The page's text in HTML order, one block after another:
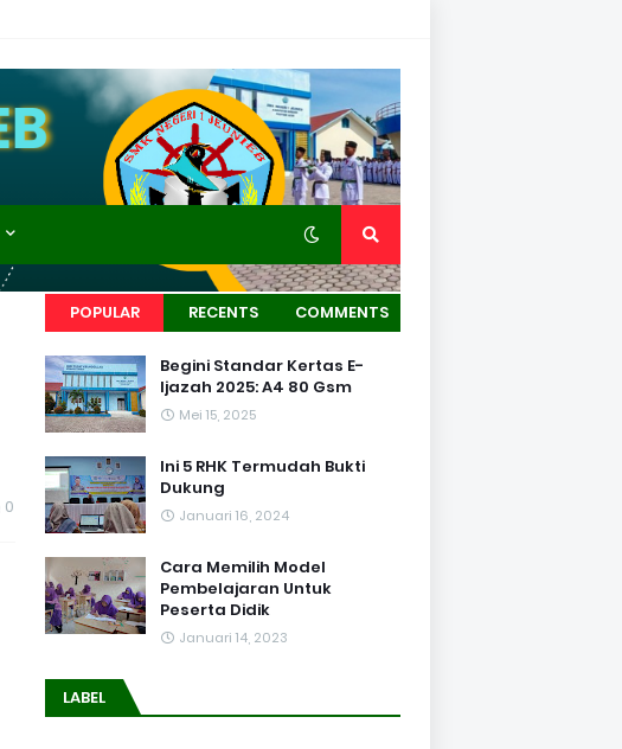
0
POPULAR RECENTS COMMENTS
Begini Standar Kertas E-
Ijazah 2025: A4 80 Gsm
Mei 15, 2025
Ini 5 RHK Termudah Bukti
Dukung
Januari 16, 2024
Cara Memilih Model
Pembelajaran Untuk
Peserta Didik
Januari 14, 2023
LABEL